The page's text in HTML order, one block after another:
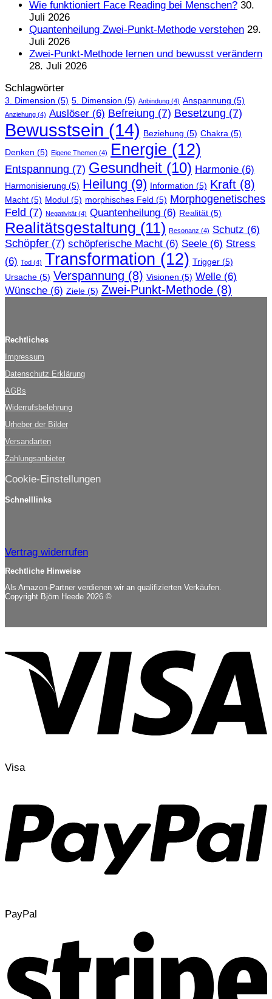
Wie funktioniert Face Reading bei Menschen? 30.
Juli 2026
Quantenheilung Zwei-Punkt-Methode verstehen 29.
Juli 2026
Zwei-Punkt-Methode lernen und bewusst verändern
28. Juli 2026
Schlagwörter
3. Dimension (5) 5. Dimension (5) Anbindung (4) Anspannung (5)
Anziehung (4) Auslöser (6) Befreiung (7) Besetzung (7)
Bewusstsein (14) Beziehung (5) Chakra (5)
Denken (5) Eigene Themen (4) Energie (12)
Entspannung (7) Gesundheit (10) Harmonie (6)
Harmonisierung (5) Heilung (9) Information (5) Kraft (8)
Macht (5) Modul (5) morphisches Feld (5) Morphogenetisches
Feld (7) Negativität (4) Quantenheilung (6) Realität (5)
Realitätsgestaltung (11) Resonanz (4) Schutz (6)
Schöpfer (7) schöpferische Macht (6) Seele (6) Stress
(6) Tod (4) Transformation (12) Trigger (5)
Ursache (5) Verspannung (8) Visionen (5) Welle (6)
Wünsche (6) Ziele (5) Zwei-Punkt-Methode (8)
Rechtliches
Impressum
Datenschutz Erklärung
AGBs
Widerrufsbelehrung
Urheber der Bilder
Versandarten
Zahlungsanbieter
Cookie-Einstellungen
Schnelllinks
Vertrag widerrufen
Rechtliche Hinweise
Als Amazon-Partner verdienen wir an qualifizierten Verkäufen.
Copyright Björn Heede 2026 ©
Visa
PayPal